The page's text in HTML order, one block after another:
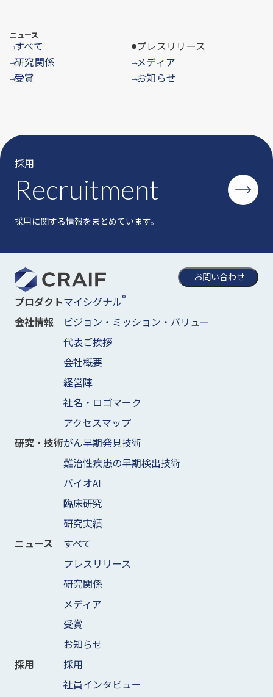
ニュース
→すべて プレスリリース
→研究関係 →メディア
→受賞 →お知らせ
採用
Recruitment
採用に関する情報をまとめています。
お問い合わせ
プロダクトマイシグナル®
会社情報
ビジョン・ミッション・バリュー
代表ご挨拶
会社概要
経営陣
社名・ロゴマーク
アクセスマップ
研究・技術がん早期発見技術
難治性疾患の早期検出技術
バイオAI
臨床研究
研究実績
ニュース
すべて
プレスリリース
研究関係
メディア
受賞
お知らせ
採用
採用
社員インタビュー